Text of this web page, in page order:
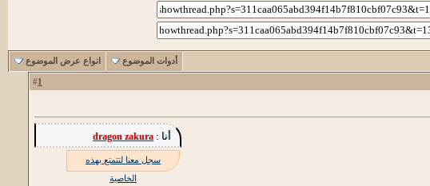
أدوات الموضوع انواع عرض الموضوع
1
أنا :dragon zakura
سجل معنا لتتمتع بهذه
الخاصية